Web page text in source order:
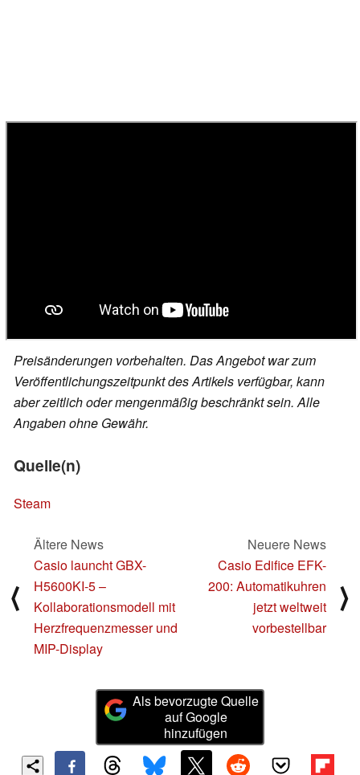
Preisänderungen vorbehalten. Das Angebot war zum
Veröffentlichungszeitpunkt des Artikels verfügbar, kann
aber zeitlich oder mengenmäßig beschränkt sein. Alle
Angaben ohne Gewähr.
Quelle(n)
Steam
⟨
Ältere News
Casio launcht GBX-
H5600KI-5 –
Kollaborationsmodell mit
Herzfrequenzmesser und
MIP-Display
Neuere News
Casio Edifice EFK-
200: Automatikuhren
jetzt weltweit
vorbestellbar
⟩
Als bevorzugte Quelle
auf Google
hinzufügen